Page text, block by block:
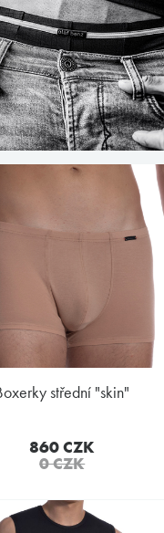
boxerky střední "skin"
860 CZK
0 CZK